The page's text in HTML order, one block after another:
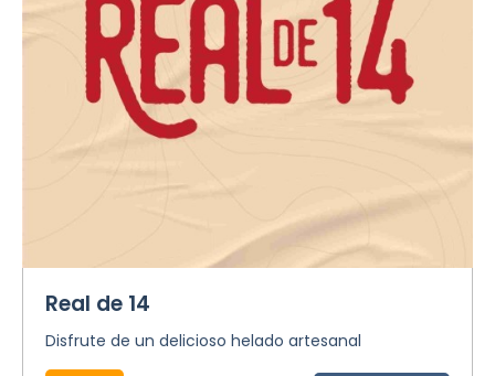
Real de 14
Disfrute de un delicioso helado artesanal